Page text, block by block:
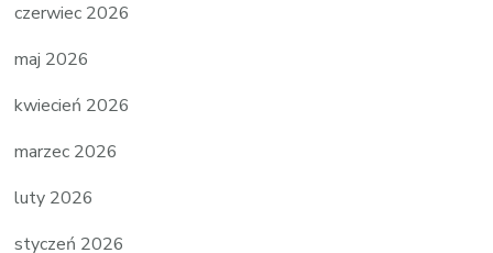
czerwiec 2026
maj 2026
kwiecień 2026
marzec 2026
luty 2026
styczeń 2026